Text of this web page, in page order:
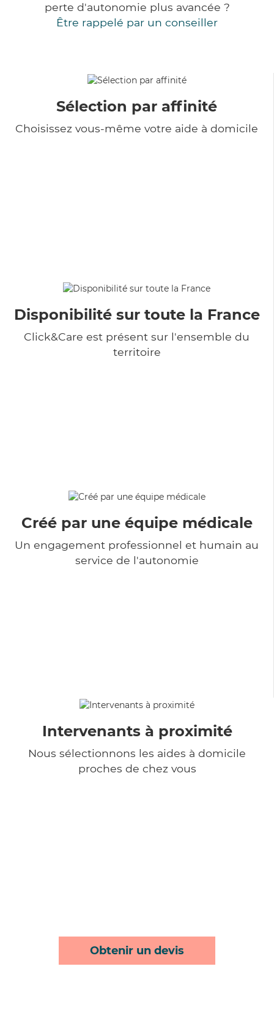
perte d'autonomie plus avancée ?
Être rappelé par un conseiller
Sélection par affinité
Choisissez vous-même votre aide à domicile
Disponibilité sur toute la France
Click&Care est présent sur l'ensemble du
territoire
Créé par une équipe médicale
Un engagement professionnel et humain au
service de l'autonomie
Intervenants à proximité
Nous sélectionnons les aides à domicile
proches de chez vous
Obtenir un devis